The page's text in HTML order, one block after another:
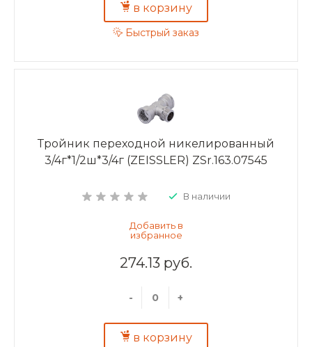
в корзину
Быстрый заказ
Тройник переходной никелированный
3/4г*1/2ш*3/4г (ZEISSLER) ZSr.163.07545
В наличии
274.13 руб.
- +
в корзину